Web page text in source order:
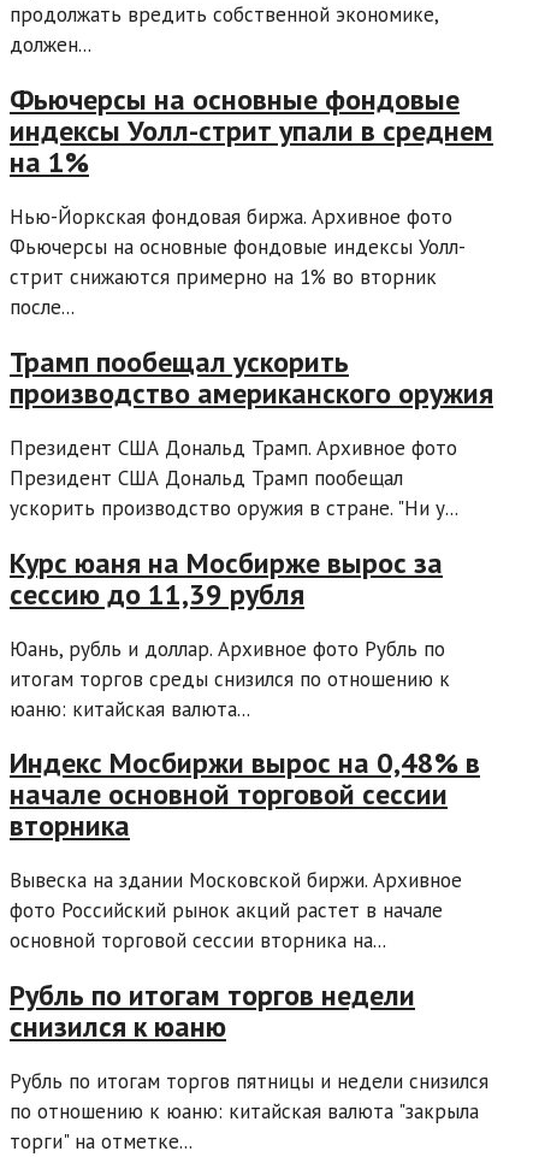
продолжать вредить собственной экономике,
должен...
Фьючерсы на основные фондовые
индексы Уолл-стрит упали в среднем
на 1%
Нью-Йоркская фондовая биржа. Архивное фото
Фьючерсы на основные фондовые индексы Уолл-
стрит снижаются примерно на 1% во вторник
после...
Трамп пообещал ускорить
производство американского оружия
Президент США Дональд Трамп. Архивное фото
Президент США Дональд Трамп пообещал
ускорить производство оружия в стране. "Ни у...
Курс юаня на Мосбирже вырос за
сессию до 11,39 рубля
Юань, рубль и доллар. Архивное фото Рубль по
итогам торгов среды снизился по отношению к
юаню: китайская валюта...
Индекс Мосбиржи вырос на 0,48% в
начале основной торговой сессии
вторника
Вывеска на здании Московской биржи. Архивное
фото Российский рынок акций растет в начале
основной торговой сессии вторника на...
Рубль по итогам торгов недели
снизился к юаню
Рубль по итогам торгов пятницы и недели снизился
по отношению к юаню: китайская валюта "закрыла
торги" на отметке...